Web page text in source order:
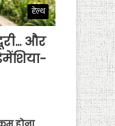
हेल्थ
और